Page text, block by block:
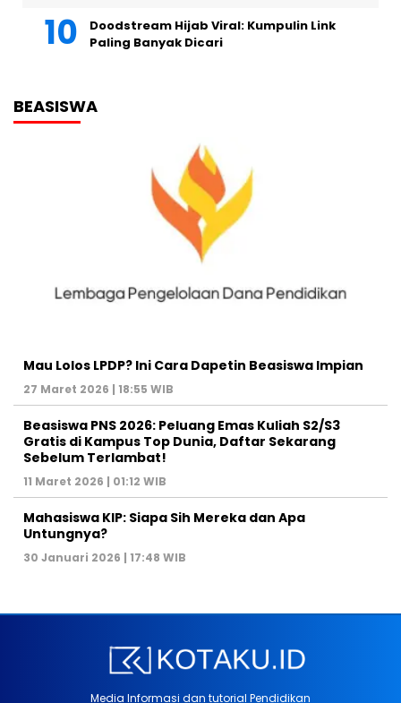
Doodstream Hijab Viral: Kumpulin Link
Paling Banyak Dicari
BEASISWA
Mau Lolos LPDP? Ini Cara Dapetin Beasiswa Impian
27 Maret 2026 | 18:55 WIB
Beasiswa PNS 2026: Peluang Emas Kuliah S2/S3
Gratis di Kampus Top Dunia, Daftar Sekarang
Sebelum Terlambat!
11 Maret 2026 | 01:12 WIB
Mahasiswa KIP: Siapa Sih Mereka dan Apa
Untungnya?
30 Januari 2026 | 17:48 WIB
Media Informasi dan tutorial Pendidikan